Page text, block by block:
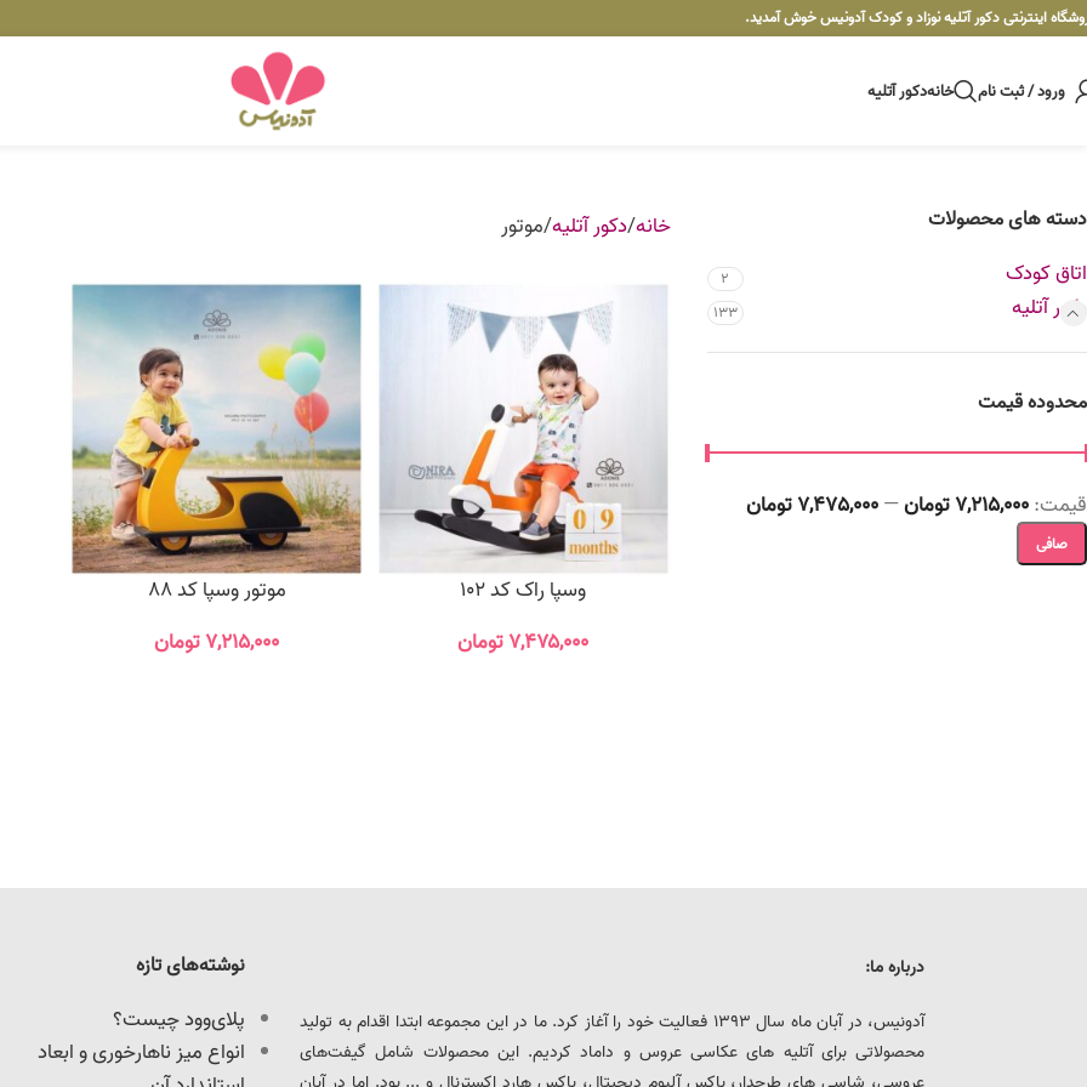
اینترنتی دکور آتلیه نوزاد و کودک آدونیس خوش آمدید.
ورود / ثبت نام خانهدکور آتلیه
دسته های محصولات
اتاق کودک 2
دکور آتلیه 133
محدوده قیمت
صافی
قيمت:7,215,000 تومان —7,475,000 تومان
خانه دکور آتلیه موتور
وسپا راک کد 102
۷,۴۷۵,۰۰۰تومان
موتور وسپا کد 88
۷,۲۱۵,۰۰۰تومان
نوشته‌های تازه
پلای‌وود چیست؟
انواع میز ناهارخوری و ابعاد
درباره ما:
آدونیس، در آبان ماه سال 1393 فعالیت خود را آغاز کرد. ما در این مجموعه ابتدا اقدام به تولید
محصولاتی برای آتلیه های عکاسی عروس و داماد کردیم. این محصولات شامل گیفت‌های